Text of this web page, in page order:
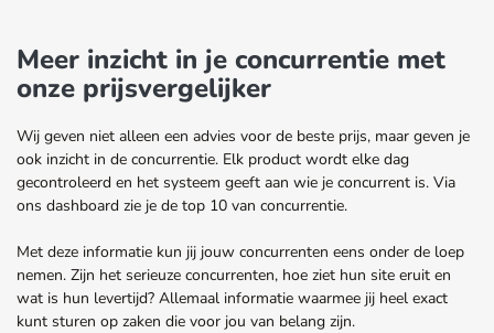
Meer inzicht in je concurrentie met
onze prijsvergelijker
Wij geven niet alleen een advies voor de beste prijs, maar geven je
ook inzicht in de concurrentie. Elk product wordt elke dag
gecontroleerd en het systeem geeft aan wie je concurrent is. Via
ons dashboard zie je de top 10 van concurrentie.
Met deze informatie kun jij jouw concurrenten eens onder de loep
nemen. Zijn het serieuze concurrenten, hoe ziet hun site eruit en
wat is hun levertijd? Allemaal informatie waarmee jij heel exact
kunt sturen op zaken die voor jou van belang zijn.